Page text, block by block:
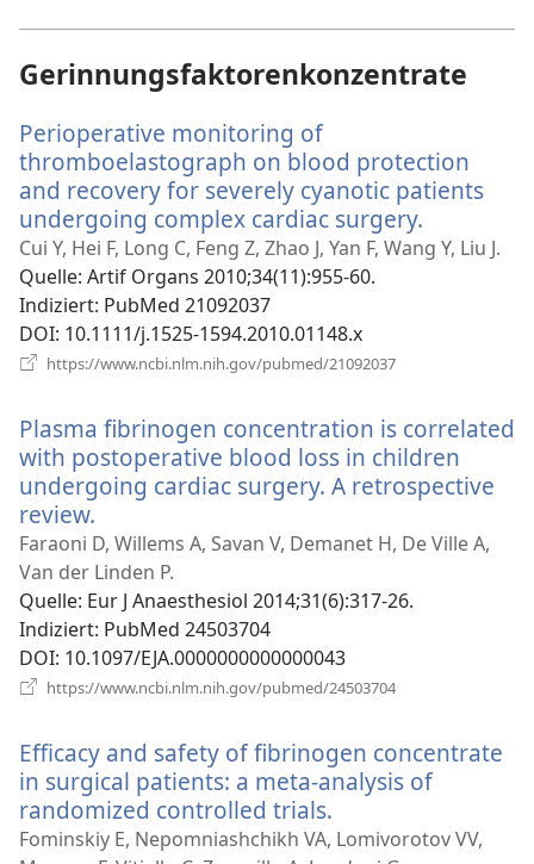
Gerinnungsfaktorenkonzentrate
Perioperative monitoring of
thromboelastograph on blood protection
and recovery for severely cyanotic patients
undergoing complex cardiac surgery.
neues
Cui Y, Hei F, Long C, Feng Z, Zhao J, Yan F, Wang Y, Liu J.
Quelle‎: Artif Organs 2010;34(11):955-60.
Indiziert‎: PubMed 21092037
DOI‎: 10.1111/j.1525-1594.2010.01148.x
https://www.ncbi.nlm.nih.gov/pubmed/21092037
Plasma fibrinogen concentration is correlated
with postoperative blood loss in children
undergoing cardiac surgery. A retrospective
review.
neues
Fenster)
Faraoni D, Willems A, Savan V, Demanet H, De Ville A,
Van der Linden P.
Quelle‎: Eur J Anaesthesiol 2014;31(6):317-26.
Indiziert‎: PubMed 24503704
DOI‎: 10.1097/EJA.0000000000000043
https://www.ncbi.nlm.nih.gov/pubmed/24503704
Efficacy and safety of fibrinogen concentrate
in surgical patients: a meta-analysis of
randomized controlled trials.
neues
Fominskiy E, Nepomniashchikh VA, Lomivorotov VV,